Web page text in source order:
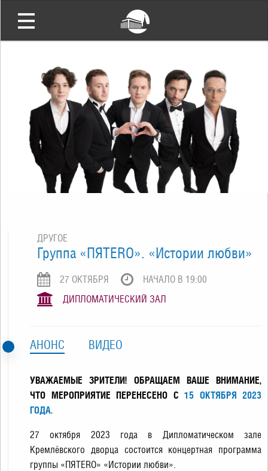
ДРУГОЕ
Группа «ПЯТЕRО». «Истории любви»
27 ОКТЯБРЯ
НАЧАЛО В 19:00
ДИПЛОМАТИЧЕСКИЙ ЗАЛ
АНОНС ВИДЕО
УВАЖАЕМЫЕ ЗРИТЕЛИ! ОБРАЩАЕМ ВАШЕ ВНИМАНИЕ,
ЧТО МЕРОПРИЯТИЕ ПЕРЕНЕСЕНО С 15 ОКТЯБРЯ 2023
ГОДА.
27 октября 2023 года в Дипломатическом зале
Кремлёвского дворца состоится концертная программа
группы «ПЯТЕRО» «Истории любви».